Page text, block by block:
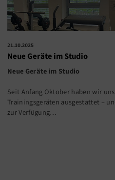
21.10.2025
Neue Geräte im Studio
Neue Geräte im Studio
Seit Anfang Oktober haben wir
Trainingsgeräten ausgestattet –
zur Verfügung…